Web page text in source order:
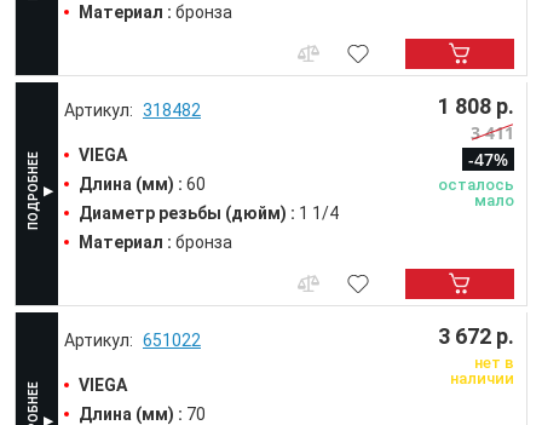
Материал : бронза
318482
VIEGA
Длина (мм) : 60
Диаметр резьбы (дюйм) : 1 1/4
Материал : бронза
1 808 р.
3 411
-47%
осталось
мало
651022
VIEGA
Длина (мм) : 70
3 672 р.
нет в
наличии